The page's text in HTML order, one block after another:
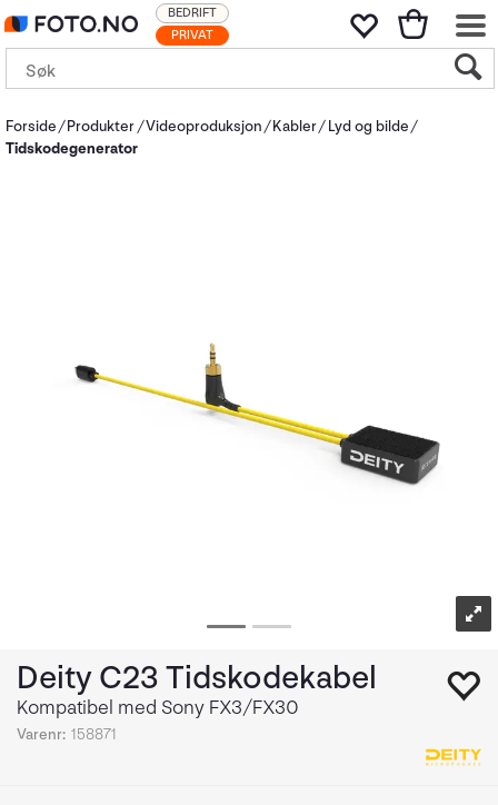
PRIVAT
BEDRIFT
Forside Produkter Videoproduksjon Kabler
Lyd og bilde
Tidskodegenerator
Deity C23 Tidskodekabel
Kompatibel med Sony FX3/FX30
Varenr: 158871